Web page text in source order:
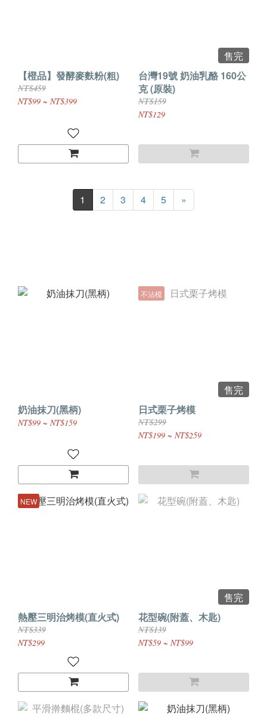
【橙品】發酵麥麩粉(粗)
NT$459
NT$99 ~ NT$399
售完
台灣19號 奶油乳酪 160公
克 (原裝)
NT$159
NT$129
1 2 3 4 5 »
奶油抹刀(黑柄)
NT$99 ~ NT$159
不沾模
售完
日式栗子烤模
NT$299
NT$199 ~ NT$259
NEW
熱壓三明治烤模(直火式)
NT$339
NT$299
售完
花型碗(附蓋、木匙)
NT$139
NT$59 ~ NT$99